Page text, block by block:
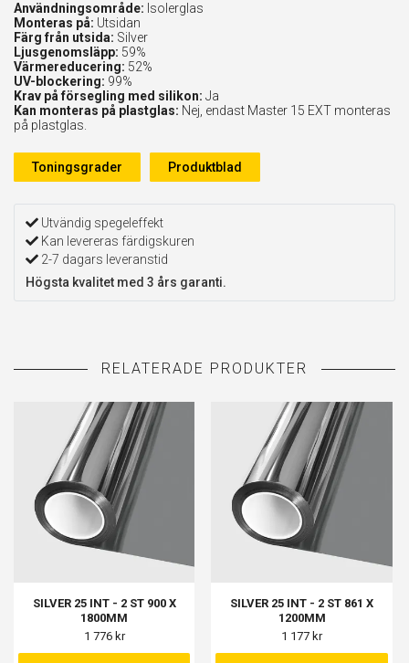
Användningsområde: Isolerglas
Monteras på: Utsidan
Färg från utsida: Silver
Ljusgenomsläpp: 59%
Värmereducering: 52%
UV-blockering: 99%
Krav på försegling med silikon: Ja
Kan monteras på plastglas: Nej, endast Master 15 EXT monteras
på plastglas.
Toningsgrader Produktblad
Utvändig spegeleffekt
Kan levereras färdigskuren
2-7 dagars leveranstid
Högsta kvalitet med 3 års garanti.
SILVER 25 INT - 2 ST 900 X
1800MM
1 776 kr
SILVER 25 INT - 2 ST 861 X
1200MM
1 177 kr